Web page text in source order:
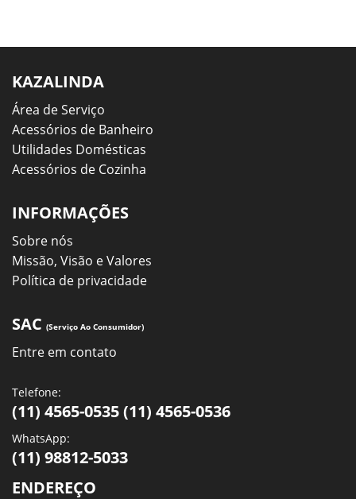
KAZALINDA
Área de Serviço
Acessórios de Banheiro
Utilidades Domésticas
Acessórios de Cozinha
INFORMAÇÕES
Sobre nós
Missão, Visão e Valores
Política de privacidade
SAC (Serviço Ao Consumidor)
Entre em contato
Telefone:
(11) 4565-0535 (11) 4565-0536
WhatsApp:
(11) 98812-5033
ENDEREÇO